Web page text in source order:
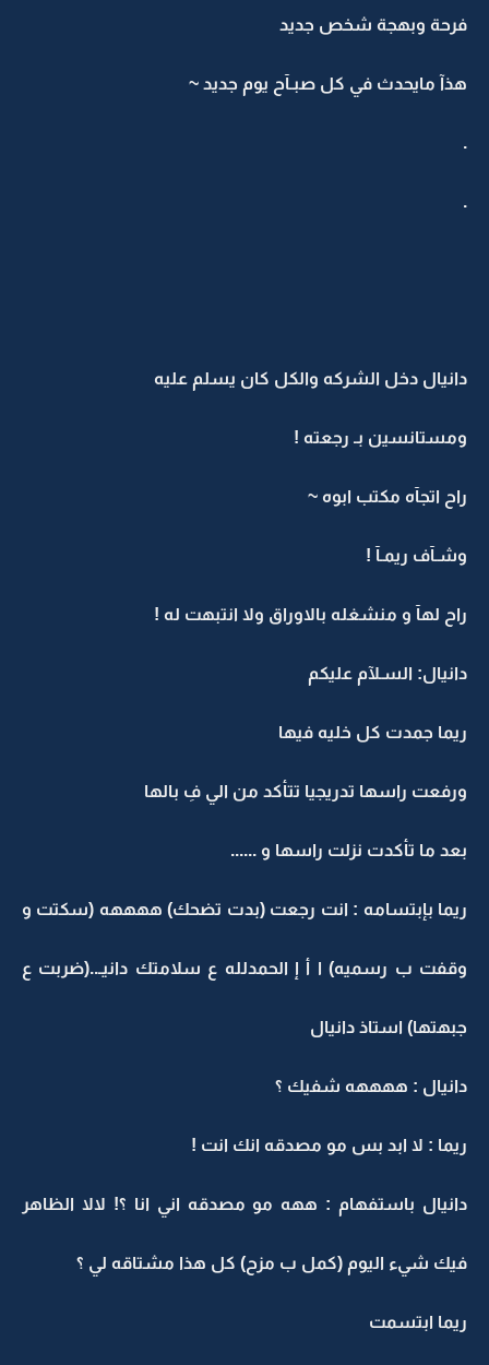
فرحة وبهجة شخص جديد
هذآ مايحدث في كل صبـآح يوم جديد ~
.
.
دانيال دخل الشركه والكل كان يسلم عليه
ومستانسين بـ رجعته !
راح اتجآه مكتب ابوه ~
وشـآف ريمـآ !
راح لهآ و منشغله بالاوراق ولا انتبهت له !
دانيال: السـلآم عليكم
ريما جمدت كل خليه فيها
ورفعت راسها تدريجيا تتأكد من الي فِ بالها
بعد ما تأكدت نزلت راسها و ......
ريما بإبتسامه : انت رجعت (بدت تضحك) ههههه (سكتت و
وقفت ب رسميه) ا أ إ الحمدلله ع سلامتك دانيـ..(ضربت ع
جبهتها) استاذ دانيال
دانيال : ههههه شفيك ؟
ريما : لا ابد بس مو مصدقه انك انت !
دانيال باستفهام : ههه مو مصدقه اني انا ؟! لالا الظاهر
فيك شيء اليوم (كمل ب مزح) كل هذا مشتاقه لي ؟
ريما ابتسمت